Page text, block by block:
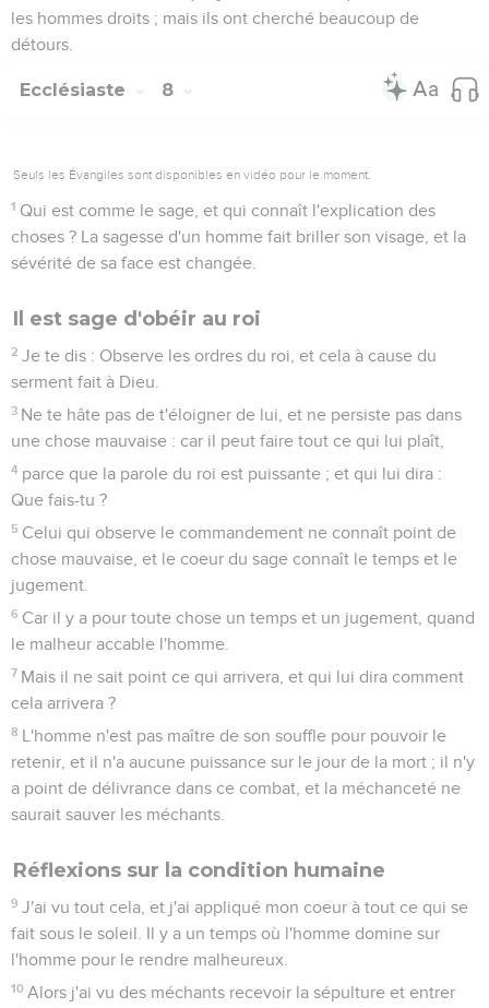
les hommes droits ; mais ils ont cherché beaucoup de
détours.
Ecclésiaste 8
Seuls les Évangiles sont disponibles en vidéo pour le moment.
1 Qui est comme le sage, et qui connaît l'explication des
choses ? La sagesse d'un homme fait briller son visage, et la
sévérité de sa face est changée.
Il est sage d'obéir au roi
2 Je te dis : Observe les ordres du roi, et cela à cause du
serment fait à Dieu.
3 Ne te hâte pas de t'éloigner de lui, et ne persiste pas dans
une chose mauvaise : car il peut faire tout ce qui lui plaît,
4 parce que la parole du roi est puissante ; et qui lui dira :
Que fais-tu ?
5 Celui qui observe le commandement ne connaît point de
chose mauvaise, et le coeur du sage connaît le temps et le
jugement.
6 Car il y a pour toute chose un temps et un jugement, quand
le malheur accable l'homme.
7 Mais il ne sait point ce qui arrivera, et qui lui dira comment
cela arrivera ?
8 L'homme n'est pas maître de son souffle pour pouvoir le
retenir, et il n'a aucune puissance sur le jour de la mort ; il n'y
a point de délivrance dans ce combat, et la méchanceté ne
saurait sauver les méchants.
Réflexions sur la condition humaine
9 J'ai vu tout cela, et j'ai appliqué mon coeur à tout ce qui se
fait sous le soleil. Il y a un temps où l'homme domine sur
l'homme pour le rendre malheureux.
10 Alors j'ai vu des méchants recevoir la sépulture et entrer